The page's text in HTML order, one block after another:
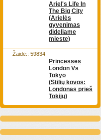
Ariel's Life In
The Big City
(Arielės
gyvenimas
dideliame
mieste)
Princesses
London Vs
Tokyo
(Stilių kovos:
Londonas prieš
Tokijų)
Žaidė:: 59834